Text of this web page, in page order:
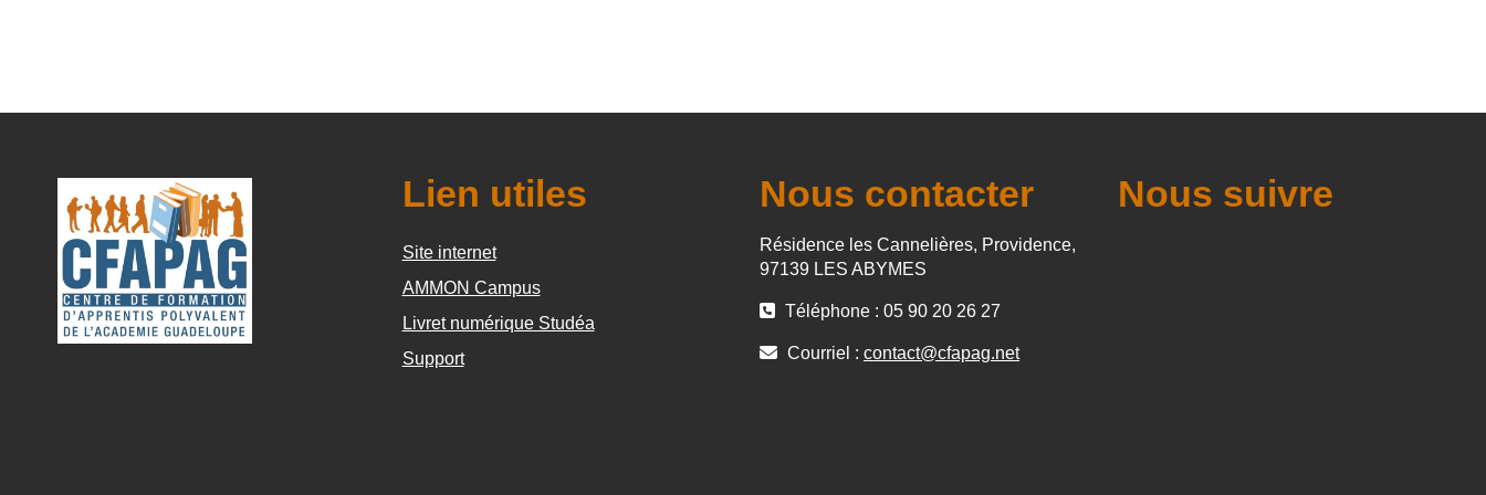
Lien utiles
Site internet
AMMON Campus
Livret numérique Studéa
Support
Nous contacter
Résidence les Cannelières, Providence,
97139 LES ABYMES
Téléphone : 05 90 20 26 27
Courriel : contact@cfapag.net
Nous suivre